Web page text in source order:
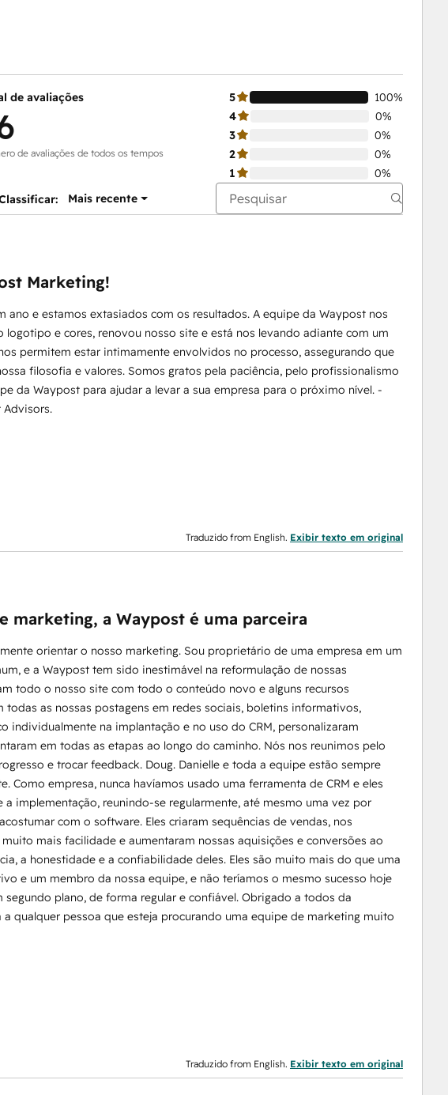
de avaliações
de avaliações de todos os tempos
5
100%
4
0%
3
0%
2
0%
1
0%
Mais recente
Marketing!
ano e estamos extasiados com os resultados. A equipe da Waypost nos
logotipo e cores, renovou nosso site e está nos levando adiante com um
permitem estar intimamente envolvidos no processo, assegurando que
filosofia e valores. Somos gratos pela paciência, pelo profissionalismo
da Waypost para ajudar a levar a sua empresa para o próximo nível. -
Advisors.
Traduzido from English. Exibir texto em original
marketing, a Waypost é uma parceira
orientar o nosso marketing. Sou proprietário de uma empresa em um
e a Waypost tem sido inestimável na reformulação de nossas
todo o nosso site com todo o conteúdo novo e alguns recursos
todas as nossas postagens em redes sociais, boletins informativos,
individualmente na implantação e no uso do CRM, personalizaram
em todas as etapas ao longo do caminho. Nós nos reunimos pelo
e trocar feedback. Doug. Danielle e toda a equipe estão sempre
Como empresa, nunca havíamos usado uma ferramenta de CRM e eles
implementação, reunindo-se regularmente, até mesmo uma vez por
com o software. Eles criaram sequências de vendas, nos
mais facilidade e aumentaram nossas aquisições e conversões ao
a honestidade e a confiabilidade deles. Eles são muito mais do que uma
e um membro da nossa equipe, e não teríamos o mesmo sucesso hoje
plano, de forma regular e confiável. Obrigado a todos da
qualquer pessoa que esteja procurando uma equipe de marketing muito
Traduzido from English. Exibir texto em original